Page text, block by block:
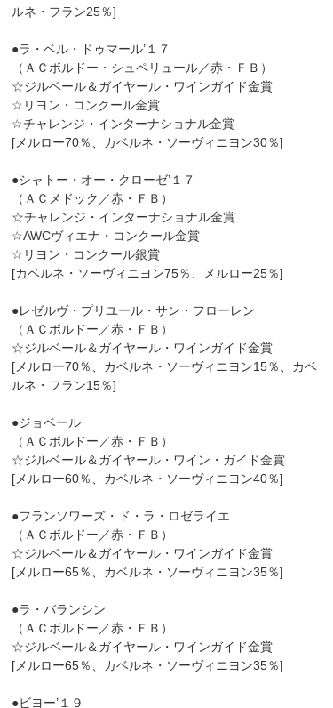
ルネ・フラン25％]
●ラ・ベル・ドゥマール’１７
（ＡＣボルドー・シュペリュール／赤・ＦＢ）
☆ジルベール＆ガイヤール・ワインガイド金賞
☆リヨン・コンクール金賞
☆チャレンジ・インターナショナル金賞
[メルロー70％、カベルネ・ソーヴィニヨン30％]
●シャトー・オー・クローゼ’１７
（ＡＣメドック／赤・ＦＢ）
☆チャレンジ・インターナショナル金賞
☆AWCヴィエナ・コンクール金賞
☆リヨン・コンクール銀賞
[カベルネ・ソーヴィニヨン75％、メルロー25％]
●レゼルヴ・プリユール・サン・フローレン
（ＡＣボルドー／赤・ＦＢ）
☆ジルベール＆ガイヤール・ワインガイド金賞
[メルロー70％、カベルネ・ソーヴィニヨン15％、カベ
ルネ・フラン15％]
●ジョベール
（ＡＣボルドー／赤・ＦＢ）
☆ジルベール＆ガイヤール・ワイン・ガイド金賞
[メルロー60％、カベルネ・ソーヴィニヨン40％]
●フランソワーズ・ド・ラ・ロゼライエ
（ＡＣボルドー／赤・ＦＢ）
☆ジルベール＆ガイヤール・ワインガイド金賞
[メルロー65％、カベルネ・ソーヴィニヨン35％]
●ラ・バランシン
（ＡＣボルドー／赤・ＦＢ）
☆ジルベール＆ガイヤール・ワインガイド金賞
[メルロー65％、カベルネ・ソーヴィニヨン35％]
●ビヨー’１９